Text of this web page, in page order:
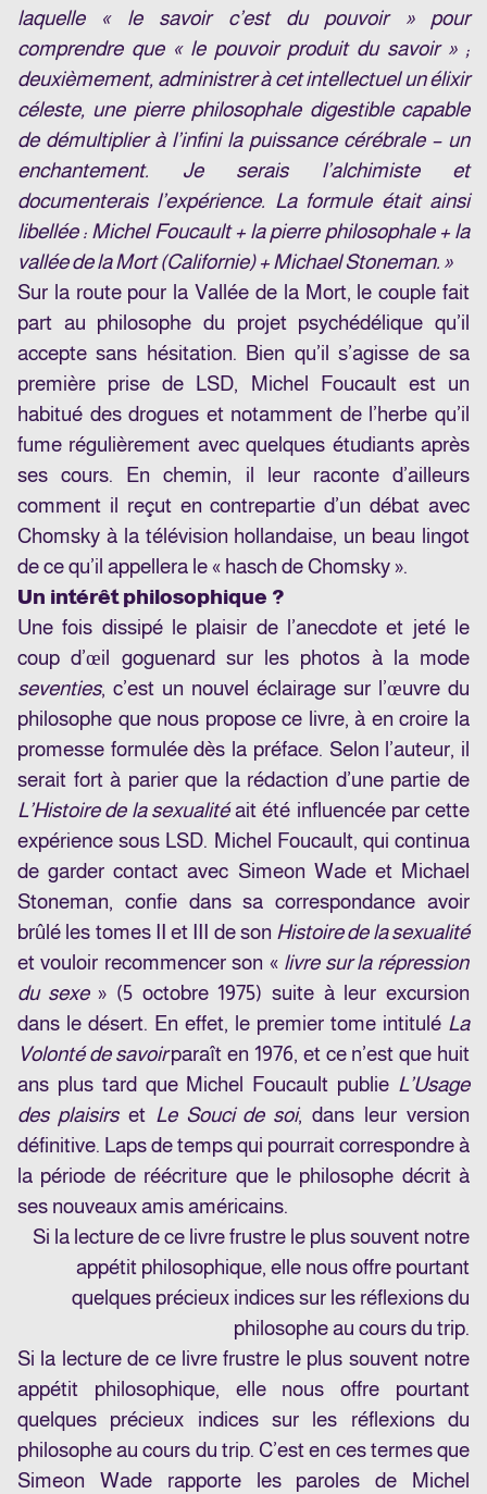
laquelle « le savoir c’est du pouvoir » pour
comprendre que « le pouvoir produit du savoir » ;
deuxièmement, administrer à cet intellectuel un élixir
céleste, une pierre philosophale digestible capable
de démultiplier à l’infini la puissance cérébrale – un
enchantement. Je serais l’alchimiste et
documenterais l’expérience. La formule était ainsi
libellée : Michel Foucault + la pierre philosophale + la
vallée de la Mort (Californie) + Michael Stoneman. »
Sur la route pour la Vallée de la Mort, le couple fait
part au philosophe du projet psychédélique qu’il
accepte sans hésitation. Bien qu’il s’agisse de sa
première prise de LSD, Michel Foucault est un
habitué des drogues et notamment de l’herbe qu’il
fume régulièrement avec quelques étudiants après
ses cours. En chemin, il leur raconte d’ailleurs
comment il reçut en contrepartie d’un débat avec
Chomsky à la télévision hollandaise, un beau lingot
de ce qu’il appellera le « hasch de Chomsky ».
Un intérêt philosophique ?
Une fois dissipé le plaisir de l’anecdote et jeté le
coup d’œil goguenard sur les photos à la mode
seventies, c’est un nouvel éclairage sur l’œuvre du
philosophe que nous propose ce livre, à en croire la
promesse formulée dès la préface. Selon l’auteur, il
serait fort à parier que la rédaction d’une partie de
L’Histoire de la sexualitéait été influencée par cette
expérience sous LSD. Michel Foucault, qui continua
de garder contact avec Simeon Wade et Michael
Stoneman, confie dans sa correspondance avoir
brûlé les tomes II et III de son Histoire de la sexualité
et vouloir recommencer son « livre sur la répression
du sexe» (5 octobre 1975) suite à leur excursion
dans le désert. En effet, le premier tome intitulé La
Volonté de savoirparaît en 1976, et ce n’est que huit
ans plus tard que Michel Foucault publie L’Usage
des plaisirset Le Souci de soi, dans leur version
définitive. Laps de temps qui pourrait correspondre à
la période de réécriture que le philosophe décrit à
ses nouveaux amis américains.
Si la lecture de ce livre frustre le plus souvent notre
appétit philosophique, elle nous offre pourtant
quelques précieux indices sur les réflexions du
philosophe au cours du trip.
Si la lecture de ce livre frustre le plus souvent notre
appétit philosophique, elle nous offre pourtant
quelques précieux indices sur les réflexions du
philosophe au cours du trip. C’est en ces termes que
Simeon Wade rapporte les paroles de Michel